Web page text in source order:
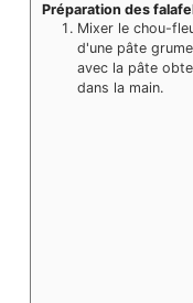
Préparation des
Mixer le chou-
d'une pâte
avec la pâte
dans la main.